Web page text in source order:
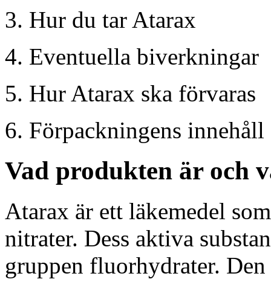
3. Hur du tar Atarax
4. Eventuella biverkningar
5. Hur Atarax ska förvaras
6. Förpackningens
Vad produkten är och
Atarax är ett läkemedel
nitrater. Dess aktiva
gruppen fluorhydrater. Den